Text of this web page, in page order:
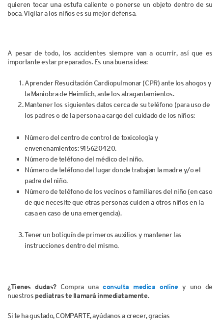
quieren tocar una estufa caliente o ponerse un objeto dentro de su
boca. Vigilar a los niños es su mejor defensa.
A pesar de todo, los accidentes siempre van a ocurrir, así que es
importante estar preparados. Es una buena idea:
Aprender Resucitación Cardiopulmonar (CPR) ante los ahogos y
la Maniobra de Heimlich, ante los atragantamientos.
Mantener los siguientes datos cerca de su teléfono (para uso de
los padres o de la persona a cargo del cuidado de los niños:
Número del centro de control de toxicología y
envenenamientos: 915620420.
Número de teléfono del médico del niño.
Número de teléfono del lugar donde trabajan la madre y/o el
padre del niño.
Número de teléfono de los vecinos o familiares del niño (en caso
de que necesite que otras personas cuiden a otros niños en la
casa en caso de una emergencia).
Tener un botiquín de primeros auxilios y mantener las
instrucciones dentro del mismo.
¿Tienes dudas?Compra unaconsulta medica online y uno de
nuestros pediatras te llamará inmediatamente.
Si te ha gustado, COMPARTE, ayúdanos a crecer, gracias